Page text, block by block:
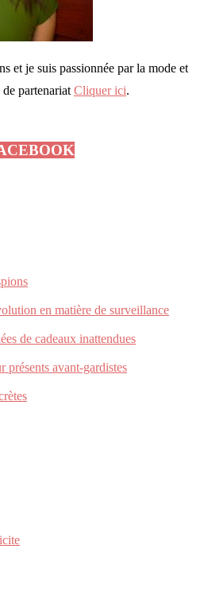
et je suis passionnée par la mode et
partenariat Cliquer ici.
en matière de surveillance
de cadeaux inattendues
présents avant-gardistes